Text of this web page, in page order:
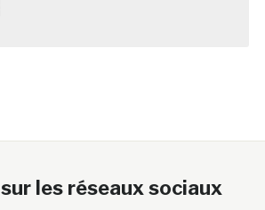
les réseaux sociaux